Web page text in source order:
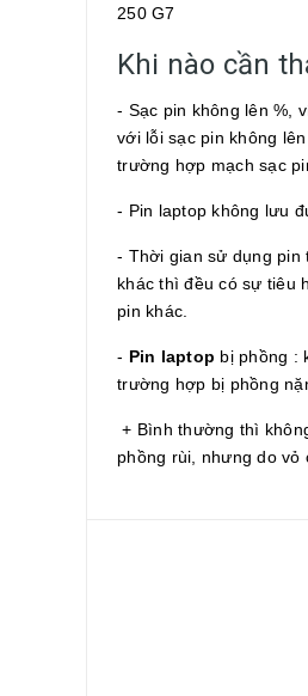
250 G7
Khi nào cần
- Sạc pin không lên %,
với lỗi sạc pin không
trường hợp mạch sạc
- Pin laptop không lưu
- Thời gian sử dụng pin
khác thì đều có sự tiêu
pin khác.
- Pin laptop bị phồng :
trường hợp bị phồng
+ Bình thường thì
phồng rùi, nhưng do vỏ